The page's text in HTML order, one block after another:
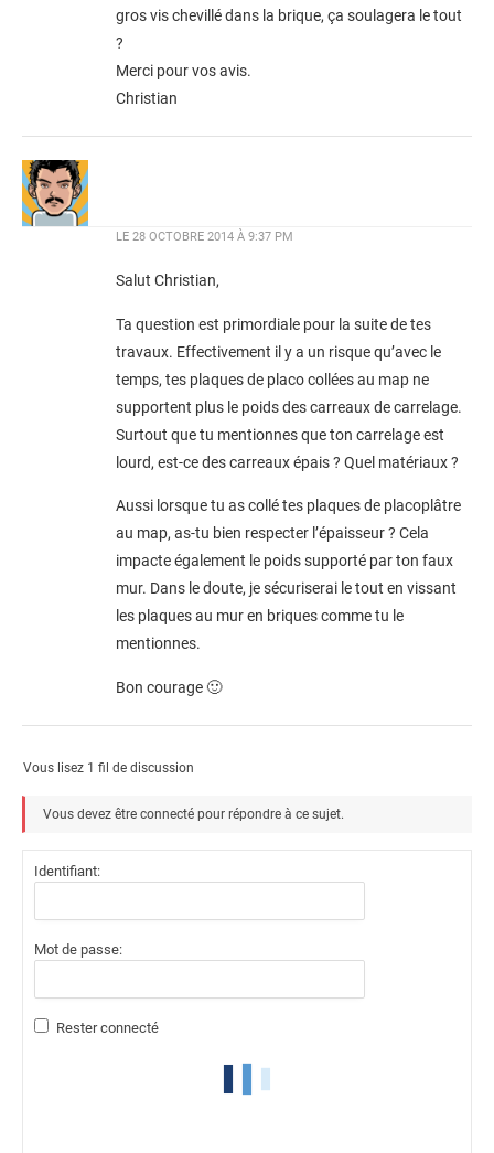
gros vis chevillé dans la brique, ça soulagera le tout
?
Merci pour vos avis.
Christian
LE 28 OCTOBRE 2014 À 9:37 PM
Salut Christian,
Ta question est primordiale pour la suite de tes
travaux. Effectivement il y a un risque qu’avec le
temps, tes plaques de placo collées au map ne
supportent plus le poids des carreaux de carrelage.
Surtout que tu mentionnes que ton carrelage est
lourd, est-ce des carreaux épais ? Quel matériaux ?
Aussi lorsque tu as collé tes plaques de placoplâtre
au map, as-tu bien respecter l’épaisseur ? Cela
impacte également le poids supporté par ton faux
mur. Dans le doute, je sécuriserai le tout en vissant
les plaques au mur en briques comme tu le
mentionnes.
Bon courage 🙂
Vous lisez 1 fil de discussion
Vous devez être connecté pour répondre à ce sujet.
Identifiant:
Mot de passe:
Rester connecté